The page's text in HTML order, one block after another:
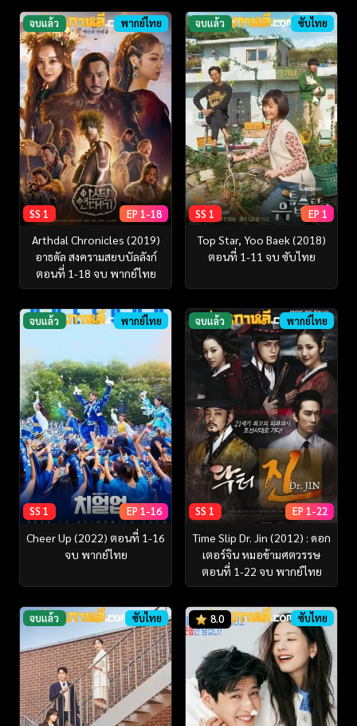
จบแล้ว พากย์ไทย
SS 1 EP 1-18
Arthdal Chronicles (2019)
อาธดัล สงครามสยบบัลลังก์
ตอนที่ 1-18 จบ พากย์ไทย
จบแล้ว ซับไทย
SS 1 EP 1
Top Star, Yoo Baek (2018)
ตอนที่ 1-11 จบ ซับไทย
จบแล้ว พากย์ไทย
SS 1 EP 1-16
Cheer Up (2022) ตอนที่ 1-16
จบ พากย์ไทย
จบแล้ว พากย์ไทย
SS 1 EP 1-22
Time Slip Dr. Jin (2012) : ดอก
เตอร์จิน หมอข้ามศตวรรษ
ตอนที่ 1-22 จบ พากย์ไทย
จบแล้ว ซับไทย 8.0 ซับไทย